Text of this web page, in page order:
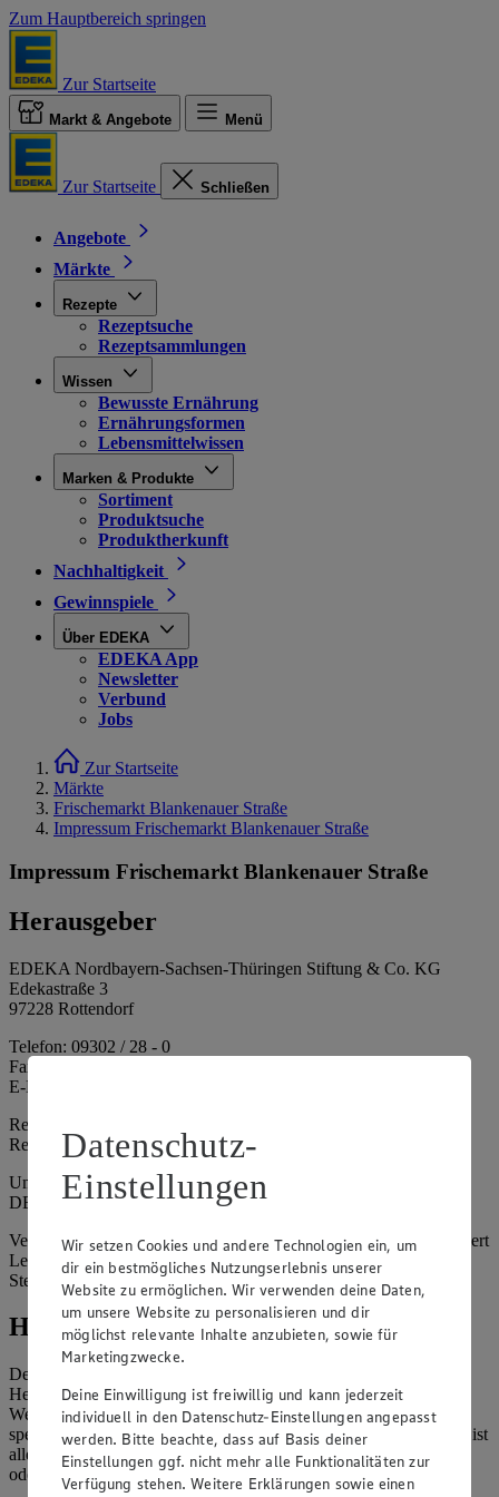
Zum Hauptbereich springen
Zur Startseite
Markt & Angebote Menü
Zur Startseite Schließen
Angebote
Märkte
Rezepte
Rezeptsuche
Rezeptsammlungen
Wissen
Bewusste Ernährung
Ernährungsformen
Lebensmittelwissen
Marken & Produkte
Sortiment
Produktsuche
Produktherkunft
Nachhaltigkeit
Gewinnspiele
Über EDEKA
EDEKA App
Newsletter
Verbund
Jobs
Zur Startseite
Märkte
Frischemarkt Blankenauer Straße
Impressum Frischemarkt Blankenauer Straße
Impressum Frischemarkt Blankenauer Straße
Herausgeber
EDEKA Nordbayern-Sachsen-Thüringen Stiftung & Co. KG
Edekastraße 3
97228 Rottendorf
Telefon: 09302 / 28 - 0
Fax: 09302 / 28 - 214
E-Mail: info@edeka.de
Registergericht: Amtsgericht Würzburg
Registernummer: HRA 6164
Umsatzsteuer-Identifikationsnummer gem. § 27a UStG:
DE261968694
Vertretungsberechtigte: Sebastian Kohrmann (Geschäftsführer), Gert
Lehmann (Geschäftsführer), Christian Remy (Geschäftsführer),
Stefan Legat (Vorstandsvorsitzender)
Hinweise
Der Inhalt dieser Website ist urheberrechtlich geschützt. Der
Herausgeber gewährt Ihnen jedoch das Recht, den auf dieser
Website bereitgestellten Text ganz oder ausschnittsweise zu
speichern und zu vervielfältigen. Aus Gründen des Urheberrechts ist
allerdings die Speicherung und Vervielfältigung von Bildmaterial
oder Grafiken aus dieser Website nicht gestattet.
Datenschutz-
Einstellungen
Wir setzen Cookies und andere Technologien ein, um
dir ein bestmögliches Nutzungserlebnis unserer
Website zu ermöglichen. Wir verwenden deine Daten,
um unsere Website zu personalisieren und dir
möglichst relevante Inhalte anzubieten, sowie für
Marketingzwecke.
Deine Einwilligung ist freiwillig und kann jederzeit
individuell in den Datenschutz-Einstellungen angepasst
werden. Bitte beachte, dass auf Basis deiner
Einstellungen ggf. nicht mehr alle Funktionalitäten zur
Verfügung stehen. Weitere Erklärungen sowie einen